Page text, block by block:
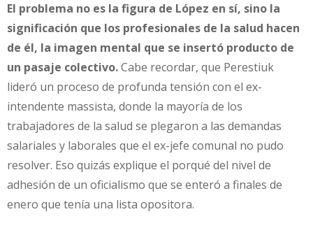
El problema no es la figura de López en sí, sino la
significación que los profesionales de la salud hacen
de él, la imagen mental que se insertó producto de
un pasaje colectivo.Cabe recordar, que Perestiuk
lideró un proceso de profunda tensión con el ex-
intendente massista, donde la mayoría de los
trabajadores de la salud se plegaron a las demandas
salariales y laborales que el ex-jefe comunal no pudo
resolver. Eso quizás explique el porqué del nivel de
adhesión de un oficialismo que se enteró a finales de
enero que tenía una lista opositora.